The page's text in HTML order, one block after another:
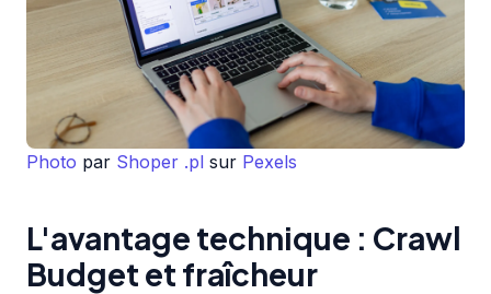
Photo par Shoper .pl sur Pexels
L'avantage technique : Crawl
Budget et fraîcheur